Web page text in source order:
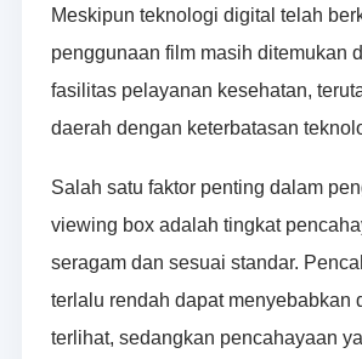
Meskipun teknologi digital telah
penggunaan film masih ditemukan
fasilitas pelayanan kesehatan,
daerah dengan keterbatasan
Salah satu faktor penting dalam
viewing box adalah tingkat
seragam dan sesuai standar.
terlalu rendah dapat menyebabkan
terlihat, sedangkan pencahayaan